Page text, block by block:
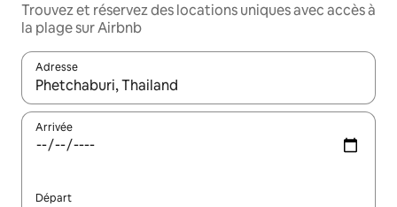
Trouvez et réservez des locations uniques avec accès à
la plage sur Airbnb
Adresse
Lorsque les résultats s'affichent, utilisez les flèches vers le
Arrivée
Départ